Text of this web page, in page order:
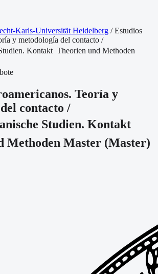
Karls-Universität Heidelberg /Estudios
y metodología del contacto /
Kontakt  Theorien und Methoden
Teoría y
contacto /
Studien. Kontakt 
Methoden Master (Master)